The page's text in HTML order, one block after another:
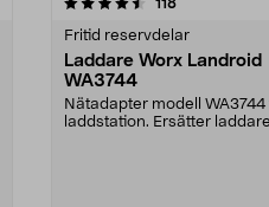
118
Fritid reservdelar
Laddare Worx Landroid
WA3744
Nätadapter modell WA3744
laddstation. Ersätter laddare